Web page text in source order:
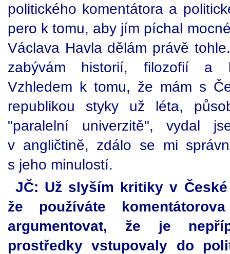
politického komentátora a
pero k tomu, aby jím píchal
Václava Havla dělám právě
zabývám historií, filozofií a
Vzhledem k tomu, že mám s
republikou styky už léta,
"paralelní univerzitě", vydal
v angličtině, zdálo se mi
s jeho minulostí.
JČ: Už slyším kritiky v
že používáte
argumentovat, že je
prostředky vstupovaly do